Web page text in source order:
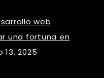
web
una fortuna en
13, 2025